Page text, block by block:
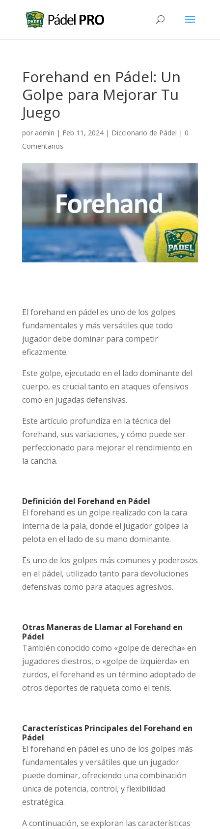
Forehand en Pádel: Un
Golpe para Mejorar Tu
Juego
por admin | Feb 11, 2024| Diccionario de Pádel | 0
Comentarios
El forehand en pádel es uno de los golpes
fundamentales y más versátiles que todo
jugador debe dominar para competir
eficazmente.
Este golpe, ejecutado en el lado dominante del
cuerpo, es crucial tanto en ataques ofensivos
como en jugadas defensivas.
Este artículo profundiza en la técnica del
forehand, sus variaciones, y cómo puede ser
perfeccionado para mejorar el rendimiento en
la cancha.
Definición del Forehand en Pádel
El forehand es un golpe realizado con la cara
interna de la pala, donde el jugador golpea la
pelota en el lado de su mano dominante.
Es uno de los golpes más comunes y poderosos
en el pádel, utilizado tanto para devoluciones
defensivas como para ataques agresivos.
Otras Maneras de Llamar al Forehand en
Pádel
También conocido como «golpe de derecha» en
jugadores diestros, o «golpe de izquierda» en
zurdos, el forehand es un término adoptado de
otros deportes de raqueta como el tenis.
Características Principales del Forehand en
Pádel
El forehand en pádel es uno de los golpes más
fundamentales y versátiles que un jugador
puede dominar, ofreciendo una combinación
única de potencia, control, y flexibilidad
estratégica.
A continuación, se exploran las características